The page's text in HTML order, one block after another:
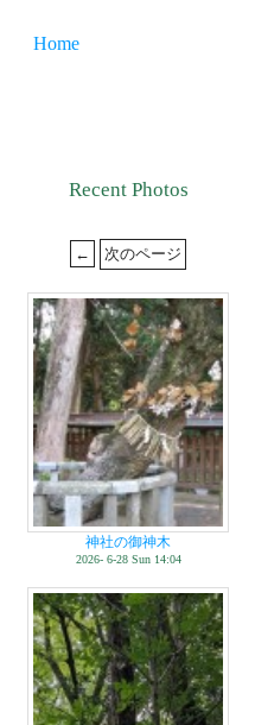
Home
Recent Photos
神社の御神木
2026- 6-28 Sun 14:04